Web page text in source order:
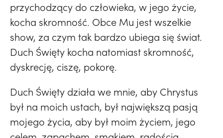
przychodzący do człowieka, w jego życie,
kocha skromność. Obce Mu jest wszelkie
show, za czym tak bardzo ubiega się świat.
Duch Święty kocha natomiast skromność,
dyskrecję, ciszę, pokorę.
Duch Święty działa we mnie, aby Chrystus
był na moich ustach, był największą pasją
mojego życia, aby był moim życiem, jego